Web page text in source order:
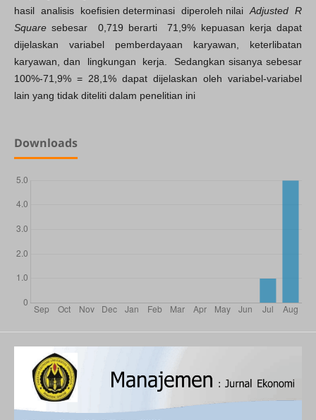
hasil analisis koefisien determinasi diperoleh nilaiAdjusted R
Squaresebesar 0,719 berarti 71,9% kepuasan kerja dapat
dijelaskan variabel pemberdayaan karyawan, keterlibatan
karyawan, dan lingkungan kerja. Sedangkan sisanya sebesar
100%-71,9% = 28,1% dapat dijelaskan oleh variabel-variabel
lain yang tidak diteliti dalam penelitian ini
Downloads